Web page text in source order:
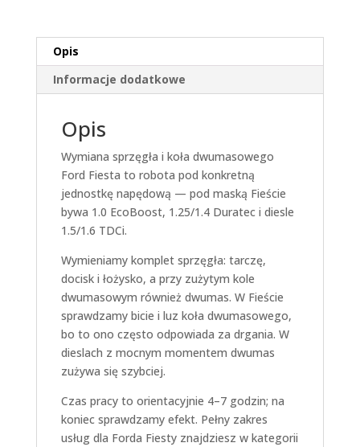
Opis
Informacje dodatkowe
Opis
Wymiana sprzęgła i koła dwumasowego
Ford Fiesta to robota pod konkretną
jednostkę napędową — pod maską Fieście
bywa 1.0 EcoBoost, 1.25/1.4 Duratec i diesle
1.5/1.6 TDCi.
Wymieniamy komplet sprzęgła: tarczę,
docisk i łożysko, a przy zużytym kole
dwumasowym również dwumas. W Fieście
sprawdzamy bicie i luz koła dwumasowego,
bo to ono często odpowiada za drgania. W
dieslach z mocnym momentem dwumas
zużywa się szybciej.
Czas pracy to orientacyjnie 4–7 godzin; na
koniec sprawdzamy efekt. Pełny zakres
usług dla Forda Fiesty znajdziesz w kategorii